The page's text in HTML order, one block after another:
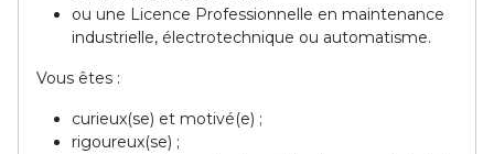
ou une Licence Professionnelle en maintenance
industrielle, électrotechnique ou automatisme.
Vous êtes :
curieux(se) et motivé(e) ;
rigoureux(se) ;